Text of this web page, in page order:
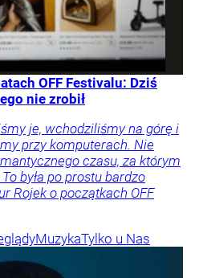
OFF Festivalu: Dziś
nie zrobił
je, wchodziliśmy na górę i
przy komputerach. Nie
czasu, za którym
była po prostu bardzo
Rojek o początkach OFF
MuzykaTylko u Nas